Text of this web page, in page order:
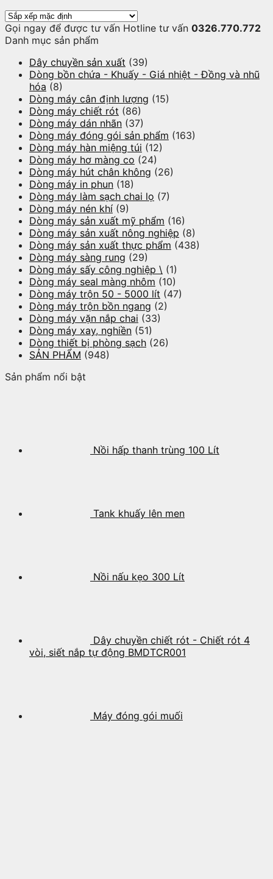
Gọi ngay để được tư vấn Hotline tư vấn 0326.770.772
Danh mục sản phẩm
Dây chuyền sản xuất (39)
Dòng bồn chứa - Khuấy - Giá nhiệt - Đồng và nhũ
hóa (8)
Dòng máy cân định lượng (15)
Dòng máy chiết rót (86)
Dòng máy dán nhãn (37)
Dòng máy đóng gói sản phẩm (163)
Dòng máy hàn miệng túi (12)
Dòng máy hơ màng co (24)
Dòng máy hút chân không (26)
Dòng máy in phun (18)
Dòng máy làm sạch chai lọ (7)
Dòng máy nén khí (9)
Dòng máy sản xuất mỹ phẩm (16)
Dòng máy sản xuất nông nghiệp (8)
Dòng máy sản xuất thực phẩm (438)
Dòng máy sàng rung (29)
Dòng máy sấy công nghiệp \ (1)
Dòng máy seal màng nhôm (10)
Dòng máy trộn 50 - 5000 lít (47)
Dòng máy trộn bồn ngang (2)
Dòng máy vặn nắp chai (33)
Dòng máy xay, nghiền (51)
Dòng thiết bị phòng sạch (26)
SẢN PHẨM (948)
Sản phẩm nổi bật
Nồi hấp thanh trùng 100 Lít
Tank khuấy lên men
Nồi nấu kẹo 300 Lít
Dây chuyền chiết rót - Chiết rót 4
vòi, siết nắp tự động BMDTCR001
Máy đóng gói muối